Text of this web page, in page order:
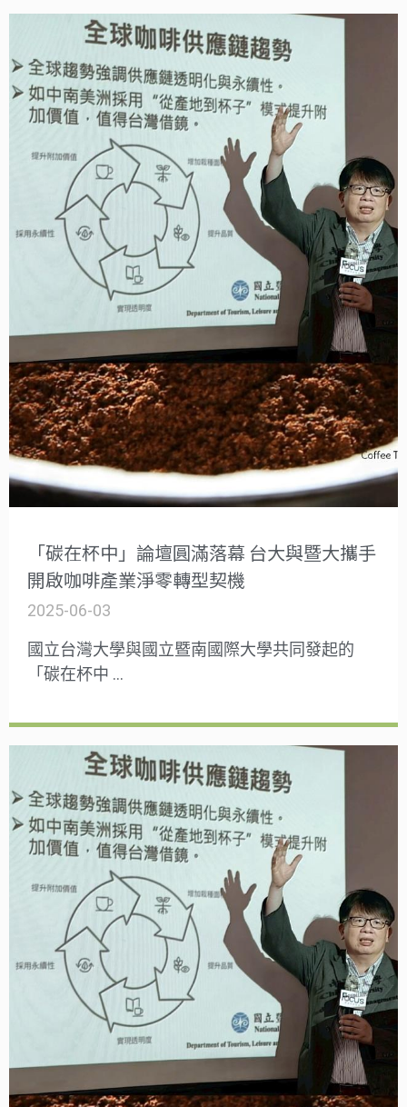
「碳在杯中」論壇圓滿落幕 台大與暨大攜手
開啟咖啡產業淨零轉型契機
2025-06-03
國立台灣大學與國立暨南國際大學共同發起的
「碳在杯中 …